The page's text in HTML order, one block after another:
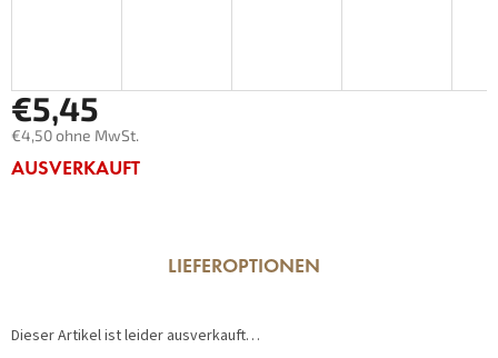
€5,45
€4,50 ohne MwSt.
Verkaufspreis:
AUSVERKAUFT
LIEFEROPTIONEN
Dieser Artikel ist leider ausverkauft…